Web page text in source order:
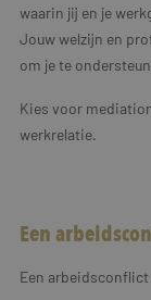
waarin jij en je
Jouw welzijn en
om je te
Kies voor
werkrelatie.
Een
Een